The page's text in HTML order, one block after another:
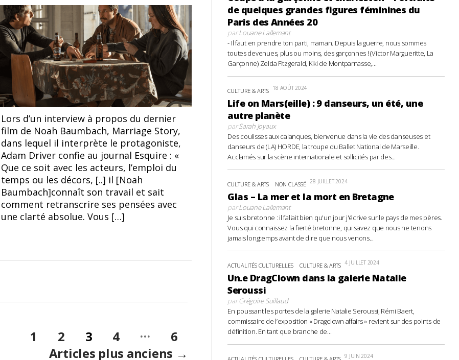
de
l’article
de
l’article
Lors d’un interview à propos du dernier
film de Noah Baumbach, Marriage Story,
dans lequel il interprète le protagoniste,
Adam Driver confie au journal Esquire : «
Que ce soit avec les acteurs, l’emploi du
temps ou les décors, [..] il [Noah
Baumbach]connaît son travail et sait
comment retranscrire ses pensées avec
une clarté absolue. Vous […]
1 2 3 4 …
6
Articles plus anciens →
de quelques grandes figures féminines du
Paris des Années 20
parLouane Lallemant
- Il faut en prendre ton parti, maman. Depuis la guerre, nous sommes
toutes devenues, plus ou moins, des garçonnes ! (Victor Margueritte, La
Garçonne) Zelda Fitzgerald, Kiki de Montparnasse,...
CULTURE & ARTS 18 AOÛT 2024
Life on Mars(eille) : 9 danseurs, un été, une
autre planète
parSarah Joyaux
Des coulisses aux calanques, bienvenue dans la vie des danseuses et
danseurs de (LA) HORDE, la troupe du Ballet National de Marseille.
Acclamés sur la scène internationale et sollicités par des...
CULTURE & ARTS NON CLASSÉ 28 JUILLET 2024
Glas – La mer et la mort en Bretagne
parLouane Lallemant
Je suis bretonne : il fallait bien qu'un jour j'écrive sur le pays de mes pères.
Vous qui connaissez la fierté bretonne, qui savez que nous ne tenons
jamais longtemps avant de dire que nous venons...
ACTUALITÉS CULTURELLES CULTURE & ARTS 4 JUILLET 2024
Un.e DragClown dans la galerie Natalie
Seroussi
parGrégoire Suillaud
En poussant les portes de la galerie Natalie Seroussi, Rémi Baert,
commissaire de l’exposition « Dragclown affairs » revient sur des points de
définition. En tant que branche de...
9 JUIN 2024